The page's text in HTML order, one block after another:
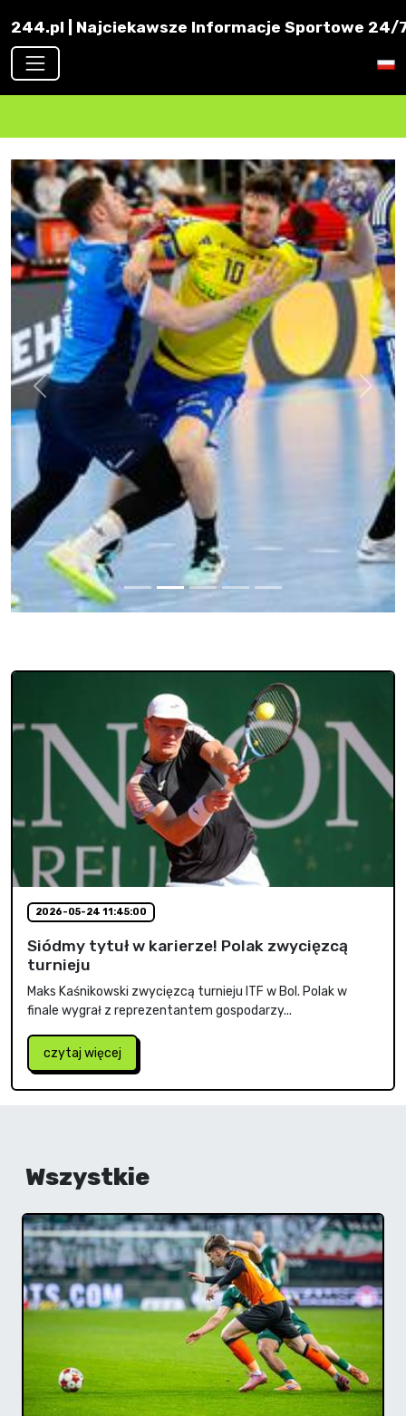
244.pl | Najciekawsze Informacje Sportowe 24/
Previous Next
2026-05-24 11:45:00
Siódmy tytuł w karierze! Polak zwycięzcą
turnieju
Maks Kaśnikowski zwycięzcą turnieju ITF w Bol. Polak w
finale wygrał z reprezentantem gospodarzy...
czytaj więcej
Wszystkie